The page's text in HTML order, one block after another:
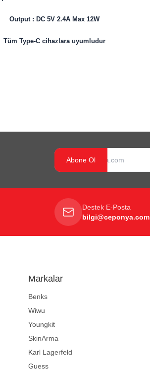
Output : DC 5V 2.4A Max 12W
Tüm Type-C cihazlara uyumludur
Abone Ol
Destek E-Posta
bilgi@ceponya.com
Markalar
Benks
Wiwu
Youngkit
SkinArma
Karl Lagerfeld
Guess